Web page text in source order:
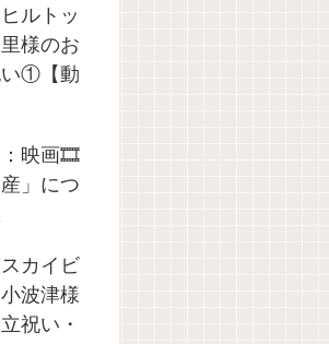
ルトッ
様のお
い①【動
：映画🎞️
産」につ
カイビ
波津様
祝い・